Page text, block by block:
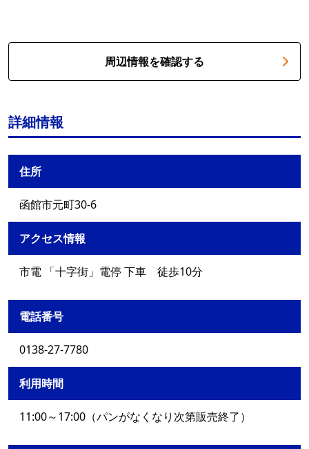
周辺情報を確認する
詳細情報
住所
函館市元町30-6
アクセス情報
市電 「十字街」電停 下車 徒歩10分
電話番号
0138-27-7780
利用時間
11:00～17:00（パンがなくなり次第販売終了）